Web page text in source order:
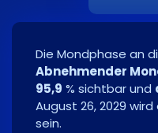
Die Mondphase an
Abnehmender
95,9 % sichtbar und
August 26, 2029 wird
sein.